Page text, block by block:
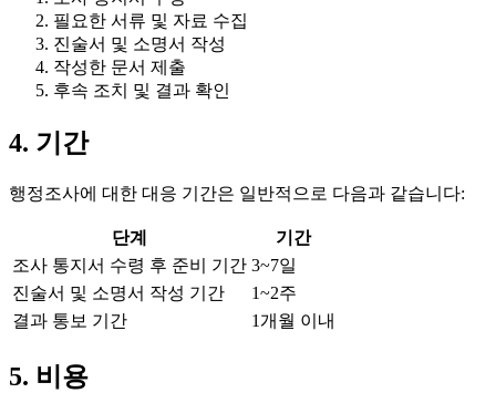
필요한 서류 및 자료 수집
진술서 및 소명서 작성
작성한 문서 제출
후속 조치 및 결과 확인
4. 기간
행정조사에 대한 대응 기간은 일반적으로 다음과 같습니다:
단계
기간
조사 통지서 수령 후 준비 기간 3~7일
진술서 및 소명서 작성 기간
1~2주
결과 통보 기간
1개월 이내
5. 비용